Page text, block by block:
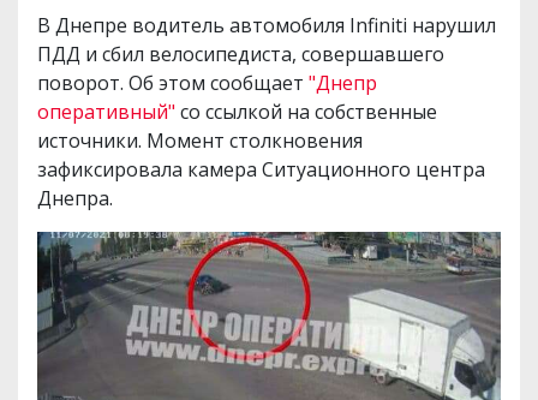
В Днепре водитель автомобиля Infiniti нарушил
ПДД и сбил велосипедиста, совершавшего
поворот. Об этом сообщает "Днепр
оперативный" со ссылкой на собственные
источники. Момент столкновения
зафиксировала камера Ситуационного центра
Днепра.